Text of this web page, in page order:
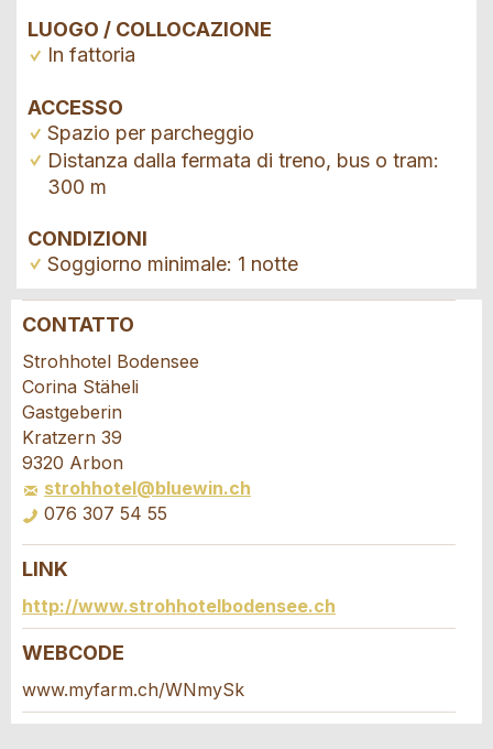
LUOGO / COLLOCAZIONE
In fattoria
ACCESSO
Spazio per parcheggio
Distanza dalla fermata di treno, bus o tram:
300 m
CONDIZIONI
Soggiorno minimale: 1 notte
Contestare l'annuncio
Il tuo feedback è molto apprezzato!
Feedback generale
Questo annuncio non è più valido
Annuncio incompleto
Consigliamo l'annuncio
Raccomando questo annuncio agli amici.
* Ingresso richiesto
CONTATTO
Strohhotel Bodensee
Corina Stäheli
Gastgeberin
Kratzern 39
9320 Arbon
strohhotel@bluewin.ch
076 307 54 55
Richiesta di prenotazione
Scrivere un messaggio per tutte le persone
da contattare per questo annuncio.
LINK
http://www.strohhotelbodensee.ch
WEBCODE
www.myfarm.ch/WNmySk